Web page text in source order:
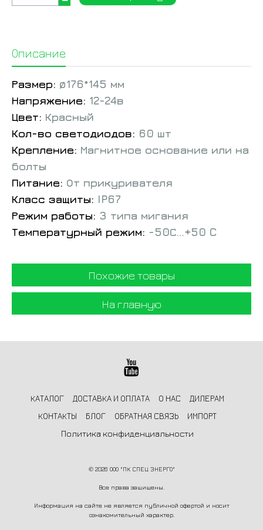
Описание
Размер: ø176*145 мм
Напряжение: 12-24в
Цвет: Красный
Кол-во светодиодов: 60 шт
Крепление: Магнитное основание или на
болты
Питание: От прикуривателя
Класс защиты: IP67
Режим работы: 3 типа мигания
Температурный режим: -50С…+50 C
Похожие товары
На главную
КАТАЛОГ ДОСТАВКА И ОПЛАТА О НАС
ДИЛЕРАМ
КОНТАКТЫ
БЛОГ ОБРАТНАЯ СВЯЗЬ
ИМПОРТ
Политика конфиденциальности
© 2026 ООО "ПК СПЕЦ ЭНЕРГО"
Все права защищены.
Информация на сайте не является публичной офертой и носит
ознакомительный характер.